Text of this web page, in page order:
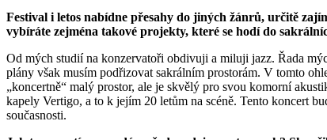
Festival i letos nabídne přesahy do jiných žánrů, určitě
vybíráte zejména takové projekty, které se hodí do
Od mých studií na konzervatoři obdivuji a miluji jazz. Řada
plány však musím podřizovat sakrálním prostorám. V tomto
„koncertně“ malý prostor, ale je skvělý pro svou komorní
kapely Vertigo, a to k jejím 20 letům na scéně. Tento koncert
současnosti.